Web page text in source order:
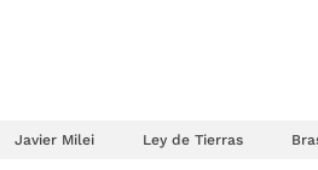
Javier Milei Ley de Tierras